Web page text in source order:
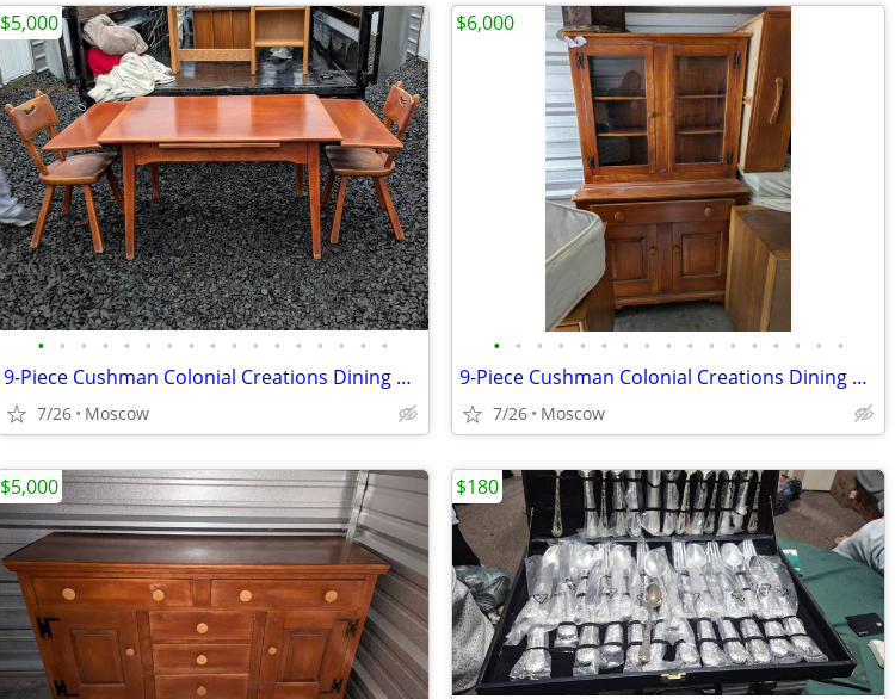
• • • • • • • • • • • • • • • • •
9-Piece Cushman Colonial Creations Dining Room Set – Solid Maple
7/26 Moscow
$5,000
• • • • • • • • • • • • • • • • •
9-Piece Cushman Colonial Creations Dining Room Set
7/26 Moscow
$6,000
$5,000 $180